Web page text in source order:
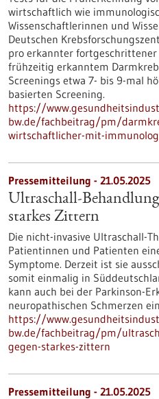
wirtschaftlich wie
Wissenschaftlerinnen und
Deutschen
pro erkannter
frühzeitig erkanntem
Screenings etwa 7- bis 9-mal
basierten Screening.
https://
bw.de/fachbeitrag/pm/
wirtschaftlicher-mit-
Pressemitteilung - 21.05.2025
Ultraschall-
starkes Zittern
Die nicht-invasive Ultraschall-
Patientinnen und Patienten
Symptome. Derzeit ist sie
somit einmalig in
kann auch bei der Parkinson-
neuropathischen Schmerzen
https://
bw.de/fachbeitrag/pm/
gegen-starkes-zittern
Pressemitteilung - 21.05.2025